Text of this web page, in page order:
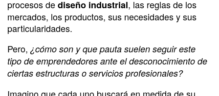
procesos dediseño industrial, las reglas de los
mercados, los productos, sus necesidades y sus
particularidades.
Pero, ¿cómo son y que pauta suelen seguir este
tipo de emprendedores ante el desconocimiento de
ciertas estructuras o servicios profesionales?
Imagino que cada uno buscará en medida de su